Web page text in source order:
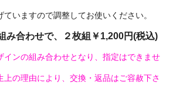
いますので調整してお使いください。
み合わせで、２枚組￥1,200円(税込)
ンの組み合わせとなり、指定はできませ
の理由により、交換・返品はご容赦下さ